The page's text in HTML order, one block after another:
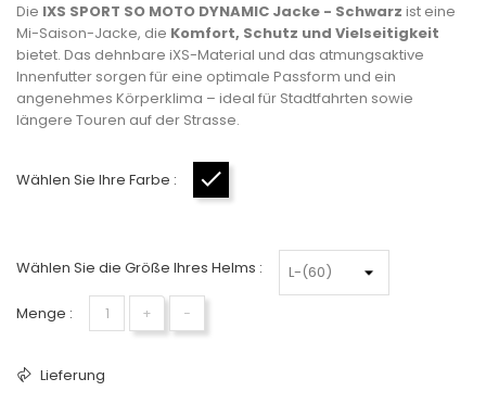
Die IXS SPORT SO MOTO DYNAMIC Jacke - Schwarz ist eine
Mi-Saison-Jacke, die Komfort, Schutz und Vielseitigkeit
bietet. Das dehnbare iXS-Material und das atmungsaktive
Innenfutter sorgen für eine optimale Passform und ein
angenehmes Körperklima – ideal für Stadtfahrten sowie
längere Touren auf der Strasse.
Wählen Sie Ihre Farbe :
Wählen Sie die Größe Ihres Helms :
Menge : + −
Lieferung